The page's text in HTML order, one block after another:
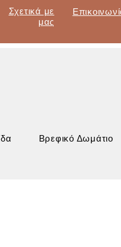
Σχετικά με
μας
- Έπιπλα -
Βρεφικό Δωμάτιο